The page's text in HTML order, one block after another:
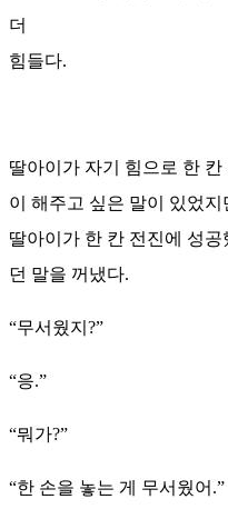
더
힘들다.
딸아이가 자기 힘으로 한
이 해주고 싶은 말이 있었지
딸아이가 한 칸 전진에 성
던 말을 꺼냈다.
“무서웠지?”
“응.”
“뭐가?”
“한 손을 놓는 게 무서웠어.”